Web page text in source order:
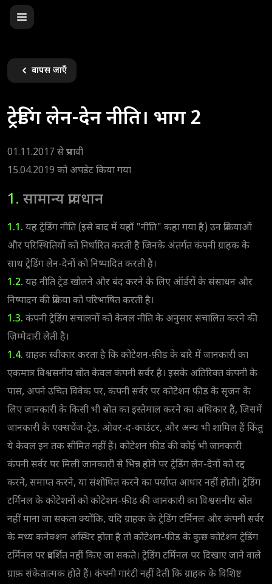
वापस जाएँ
ट्रेडिंग लेन-देन नीति। भाग 2
01.11.2017 से प्रभावी
15.04.2019 को अपडेट किया गया
1. सामान्य प्रावधान
1.1. यह ट्रेडिंग नीति (इसे बाद में यहाँ "नीति" कहा गया है) उन प्रक्रियाओं
और परिस्थितियों को निर्धारित करती है जिनके अंतर्गत कंपनी ग्राहक के
साथ ट्रेडिंग लेन-देनों को निष्पादित करती है।
1.2. यह नीति ट्रेड खोलने और बंद करने के लिए ऑर्डरों के संसाधन और
निष्पादन की प्रक्रिया को परिभाषित करती है।
1.3. कंपनी ट्रेडिंग संचालनों को केवल नीति के अनुसार संचालित करने की
ज़िम्मेदारी लेती है।
1.4. ग्राहक स्वीकार करता है कि कोटेशन-फ़ीड के बारे में जानकारी का
एकमात्र विश्वसनीय स्रोत केवल कंपनी सर्वर है। इसके अतिरिक्त कंपनी के
पास, अपने उचित विवेक पर, कंपनी सर्वर पर कोटेशन फ़ीड के सृजन के
लिए जानकारी के किसी भी स्रोत का इस्तेमाल करने का अधिकार है, जिसमें
जानकारी के एक्सचेंज-ट्रेड, ओवर-द-काउंटर, और अन्य भी शामिल हैं किंतु
ये केवल इन तक सीमित नहीं हैं। कोटेशन फ़ीड की कोई भी जानकारी
कंपनी सर्वर पर मिली जानकारी से भिन्न होने पर ट्रेडिंग लेन-देनों को रद्द
करने, समाप्त करने, या संशोधित करने का पर्याप्त आधार नहीं होती। ट्रेडिंग
टर्मिनल के कोटेशनों को कोटेशन-फ़ीड की जानकारी का विश्वसनीय स्रोत
नहीं माना जा सकता क्योंकि, यदि ग्राहक के ट्रेडिंग टर्मिनल और कंपनी सर्वर
के मध्य कनेक्शन अस्थिर होता है तो कोटेशन-फ़ीड के कुछ कोटेशन ट्रेडिंग
टर्मिनल पर प्रदर्शित नहीं किए जा सकते। ट्रेडिंग टर्मिनल पर दिखाए जाने वाले
ग्राफ़ संकेतात्मक होते हैं। कंपनी गारंटी नहीं देती कि ग्राहक के विशिष्ट